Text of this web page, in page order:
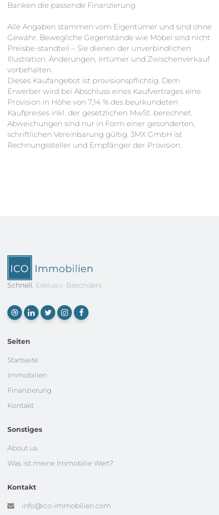
Banken die passende Finanzierung.
Alle Angaben stammen vom Eigentümer und sind ohne
Gewähr. Bewegliche Gegenstände wie Möbel sind nicht
Preisbe-standteil – Sie dienen der unverbindlichen
Illustration. Änderungen, Irrtümer und Zwischenverkauf
vorbehalten.
Dieses Kaufangebot ist provisionspflichtig. Dem
Erwerber wird bei Abschluss eines Kaufvertrages eine
Provision in Höhe von 7,14 % des beurkundeten
Kaufpreises inkl. der gesetzlichen MwSt. berechnet.
Abweichungen sind nur in Form einer gesonderten,
schriftlichen Vereinbarung gültig. 3MX GmbH ist
Rechnungssteller und Empfänger der Provision.
Schnell. Exklusiv. Besonders.
Seiten
Startseite
Immobilien
Finanzierung
Kontakt
Sonstiges
About us
Was ist meine Immobilie Wert?
Kontakt
info@ico-immobilien.com